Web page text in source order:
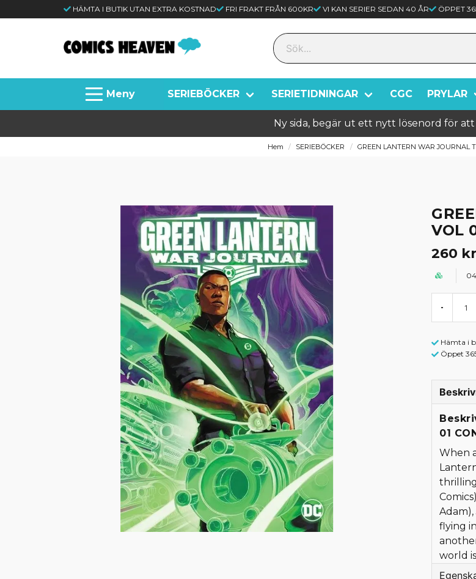
HÄMTA I BUTIK UTAN EXTRA KOSTNAD FRI FRAKT FRÅN 600KR VI KAN SERIER SEDAN 40 ÅR ÖPPET
SERIEBÖCKER SERIETIDNINGAR CGC PRYLAR
Ny sida, begär ut ett nytt lösenord för att
Hem SERIEBÖCKER GREEN LANTERN WAR JOURNAL
VOL
260 kr
-
Hämta i
Öppet
01
When
flying
world